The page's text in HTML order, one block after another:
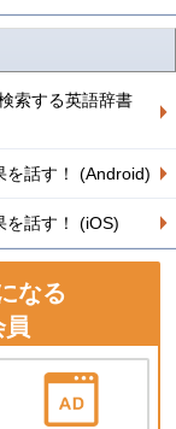
索する英語辞書
を話す！ (Android)
を話す！ (iOS)
なる